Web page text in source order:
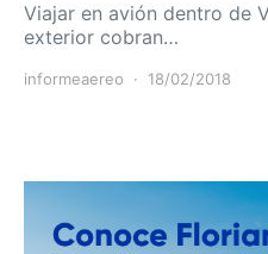
Viajar en avión dentro de
exterior cobran…
informeaereo 18/02/2018